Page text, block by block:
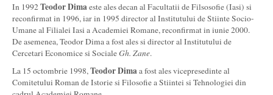
In 1992Teodor Dimaeste ales decan al Facultatii de Filsosofie (Iasi) si
reconfirmat in 1996, iar in 1995 director al Institutului de Stiinte Socio-
Umane al Filialei Iasi a Academiei Romane, reconfirmat in iunie 2000.
De asemenea, Teodor Dima a fost ales si director al Institutului de
Cercetari Economice si SocialeGh. Zane.
La 15 octombrie 1998,Teodor Dimaa fost ales vicepresedinte al
Comitetului Roman de Istorie si Filosofie a Stiintei si Tehnologiei din